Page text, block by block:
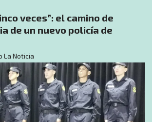
veces”: el camino de
de un nuevo policía de
La Noticia